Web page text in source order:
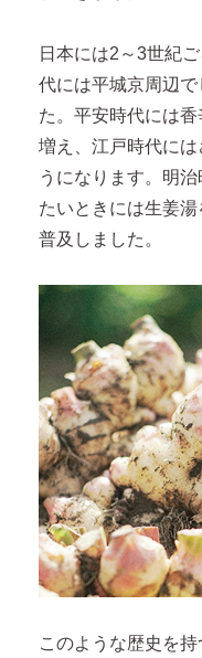
日本には2～3世紀
代には平城京周辺
た。平安時代には
増え、江戸時代に
うになります。明
たいときには生姜
普及しました。
このような歴史を